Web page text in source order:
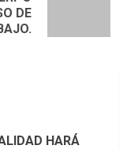
DE
HARÁ